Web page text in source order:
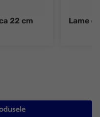
22 cm
Lame